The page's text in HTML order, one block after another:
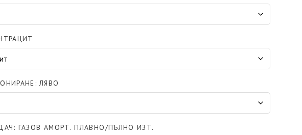
ЛЯВО
ГАЗОВ АМОРТ. ПЛАВНО/ПЪЛНО ИЗТ.